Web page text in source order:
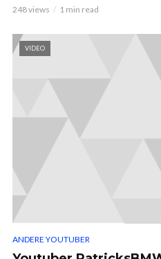
248 views 1 min read
VIDEO
ANDERE YOUTUBER